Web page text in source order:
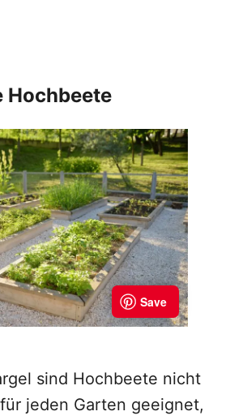
Hochbeete
sind Hochbeete nicht
jeden Garten geeignet,